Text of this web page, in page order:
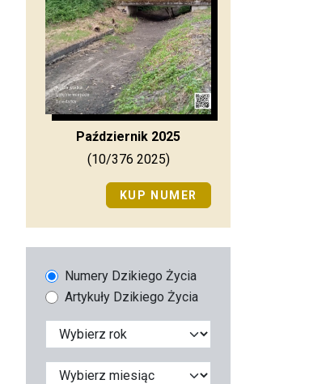
Październik 2025
(10/376 2025)
KUP NUMER
Numery Dzikiego Życia
Artykuły Dzikiego Życia